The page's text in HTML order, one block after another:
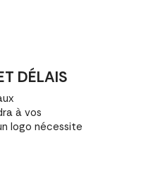
DÉLAIS
à vos
logo nécessite